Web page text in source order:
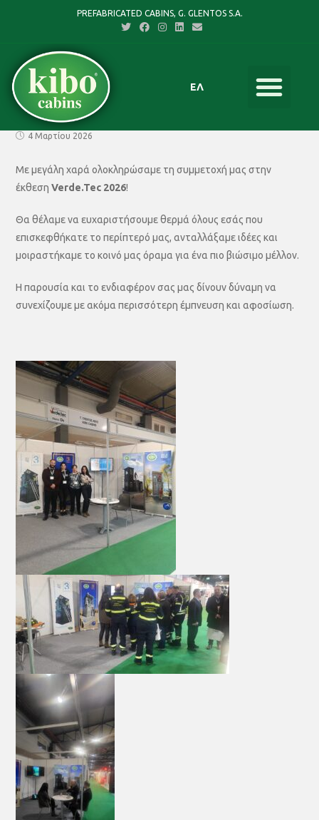
PREFABRICATED CABINS, G. GLENTOS S.A.
ΕΛ
4 Μαρτίου 2026
Με μεγάλη χαρά ολοκληρώσαμε τη συμμετοχή μας στην
έκθεσηVerde.Tec 2026!
Θα θέλαμε να ευχαριστήσουμε θερμά όλους εσάς που
επισκεφθήκατε το περίπτερό μας, ανταλλάξαμε ιδέες και
μοιραστήκαμε το κοινό μας όραμα για ένα πιο βιώσιμο μέλλον.
Η παρουσία και το ενδιαφέρον σας μας δίνουν δύναμη να
συνεχίζουμε με ακόμα περισσότερη έμπνευση και αφοσίωση.